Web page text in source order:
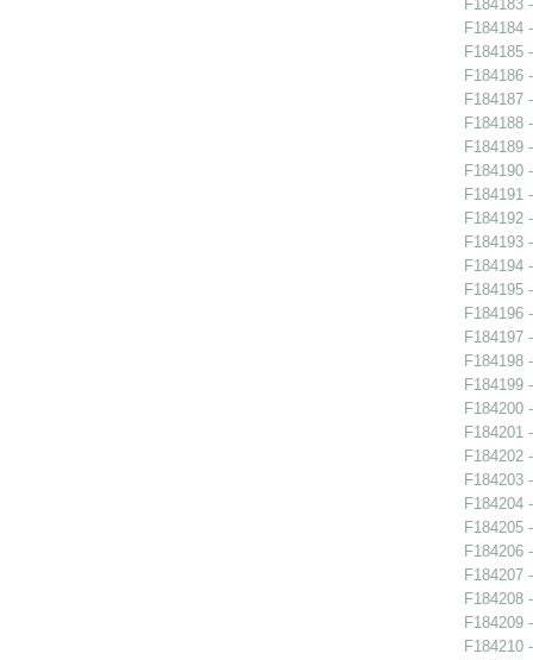
F184183
F184184
F184185
F184186
F184187
F184188
F184189
F184190
F184191
F184192
F184193
F184194
F184195
F184196
F184197
F184198
F184199
F184200
F184201
F184202
F184203
F184204
F184205
F184206
F184207
F184208
F184209
F184210